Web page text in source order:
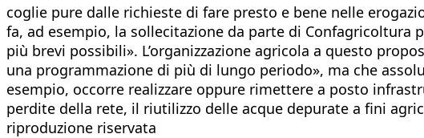
coglie pure dalle richieste di fare presto e bene nelle
fa, ad esempio, la sollecitazione da parte di Confagricoltura
più brevi possibili». L’organizzazione agricola a questo
una programmazione di più di lungo periodo», ma che
esempio, occorre realizzare oppure rimettere a posto
perdite della rete, il riutilizzo delle acque depurate a fini
riproduzione riservata